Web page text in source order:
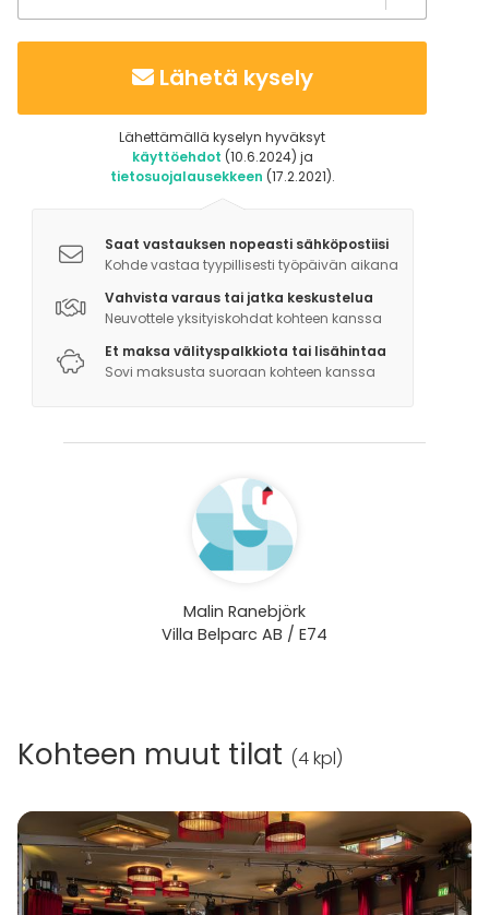
Lähetä kysely
Lähettämällä kyselyn hyväksyt
käyttöehdot (10.6.2024) ja
tietosuojalausekkeen (17.2.2021).
Saat vastauksen nopeasti sähköpostiisi
Kohde vastaa tyypillisesti työpäivän aikana
Vahvista varaus tai jatka keskustelua
Neuvottele yksityiskohdat kohteen kanssa
Et maksa välityspalkkiota tai lisähintaa
Sovi maksusta suoraan kohteen kanssa
Malin Ranebjörk
Villa Belparc AB / E74
Kohteen muut tilat (4 kpl)